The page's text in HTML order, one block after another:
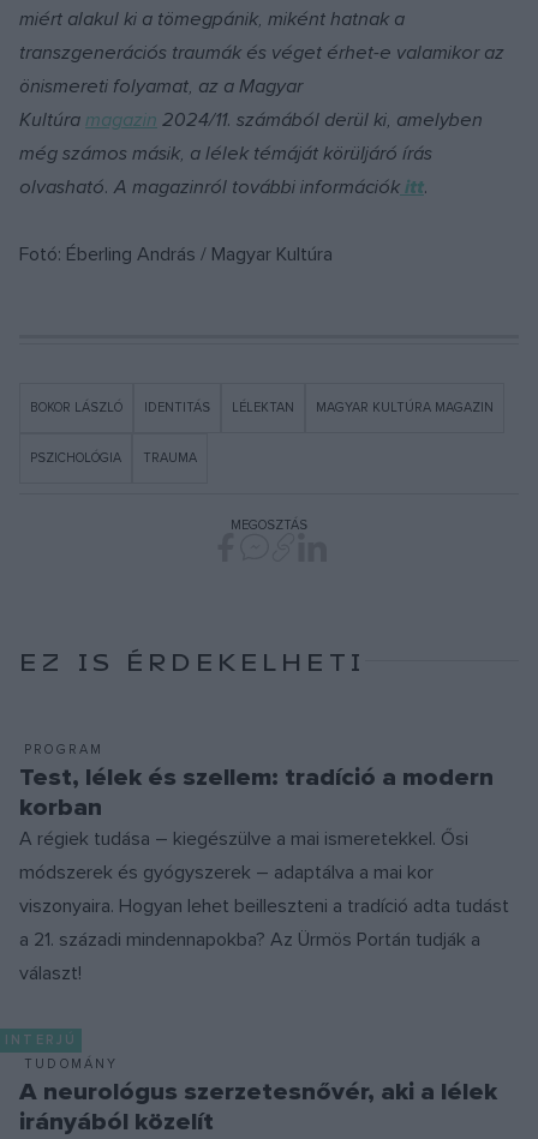
miért alakul ki a tömegpánik, miként hatnak a
transzgenerációs traumák és véget érhet-e valamikor az
önismereti folyamat, az a Magyar
Kultúra magazin 2024/11. számából derül ki, amelyben
még számos másik, a lélek témáját körüljáró írás
olvasható. A magazinról további információk itt.
Fotó: Éberling András / Magyar Kultúra
BOKOR LÁSZLÓ IDENTITÁS LÉLEKTAN MAGYAR KULTÚRA MAGAZIN
PSZICHOLÓGIA TRAUMA
MEGOSZTÁS
EZ IS ÉRDEKELHETI
PROGRAM
Test, lélek és szellem: tradíció a modern
korban
A régiek tudása – kiegészülve a mai ismeretekkel. Ősi
módszerek és gyógyszerek – adaptálva a mai kor
viszonyaira. Hogyan lehet beilleszteni a tradíció adta tudást
a 21. századi mindennapokba? Az Ürmös Portán tudják a
választ!
INTERJÚ
TUDOMÁNY
A neurológus szerzetesnővér, aki a lélek
irányából közelít